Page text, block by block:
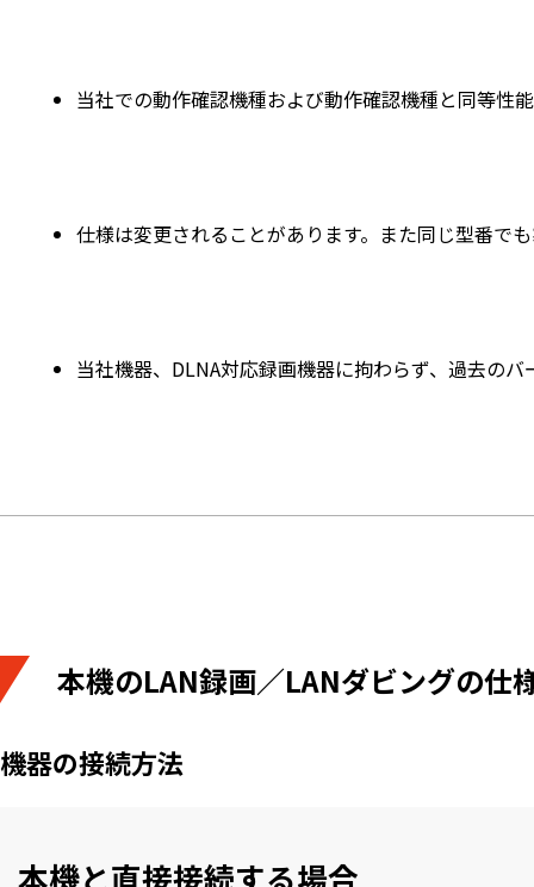
当社での動作確認機種および動作確認機種と同等性
仕様は変更されることがあります。また同じ型番で
当社機器、DLNA対応録画機器に拘わらず、過去の
本機のLAN録画／LANダビングの仕
機器の接続方法
本機と直接接続する場合